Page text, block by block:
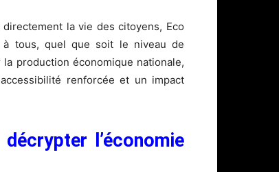
la vie des citoyens, Eco
à tous, quel que soit le niveau de
production économique nationale,
renforcée et un impact
l’économie